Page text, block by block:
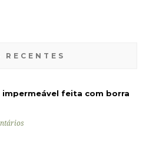
RECENTES
impermeável feita com borra